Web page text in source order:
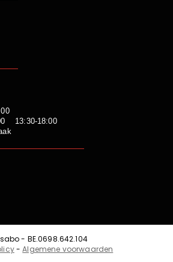
13:30-18:00
- BE.0698.642.104
-Algemene voorwaarden